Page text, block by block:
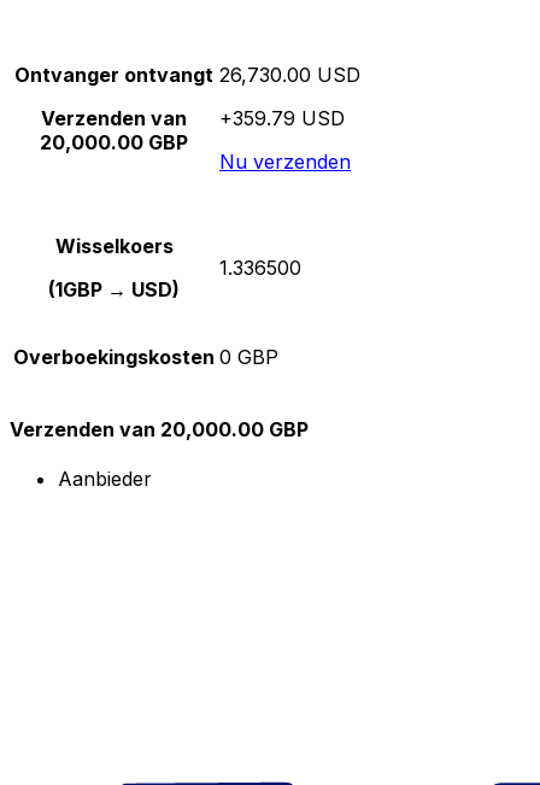
Ontvanger ontvangt
Verzenden van
20,000.00 GBP
26,730.00 USD
+359.79 USD
Nu verzenden
Wisselkoers
(1GBP → USD)
1.336500
Overboekingskosten 0 GBP
Verzenden van 20,000.00 GBP
Aanbieder